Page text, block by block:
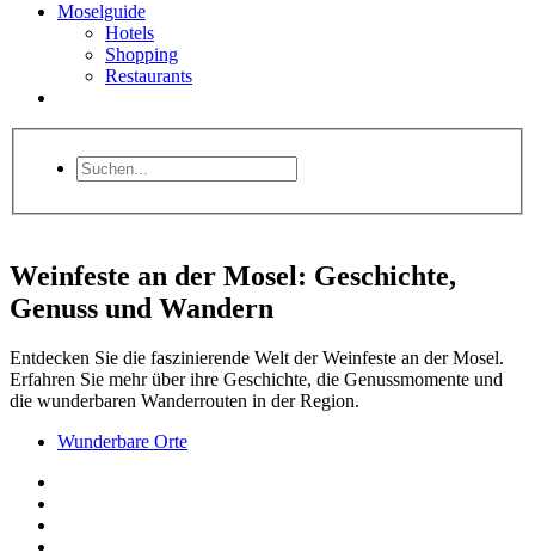
Moselguide
Hotels
Shopping
Restaurants
Weinfeste an der Mosel: Geschichte,
Genuss und Wandern
Entdecken Sie die faszinierende Welt der Weinfeste an der Mosel.
Erfahren Sie mehr über ihre Geschichte, die Genussmomente und
die wunderbaren Wanderrouten in der Region.
Wunderbare Orte